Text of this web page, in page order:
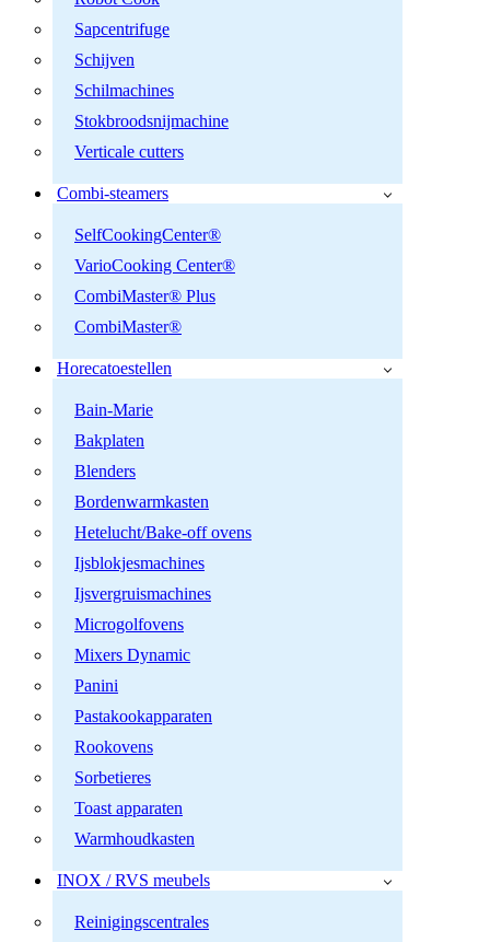
Sapcentrifuge
Schijven
Schilmachines
Stokbroodsnijmachine
Verticale cutters
Combi-steamers
SelfCookingCenter®
VarioCooking Center®
CombiMaster® Plus
CombiMaster®
Horecatoestellen
Bain-Marie
Bakplaten
Blenders
Bordenwarmkasten
Hetelucht/Bake-off ovens
Ijsblokjesmachines
Ijsvergruismachines
Microgolfovens
Mixers Dynamic
Panini
Pastakookapparaten
Rookovens
Sorbetieres
Toast apparaten
Warmhoudkasten
INOX / RVS meubels
Reinigingscentrales